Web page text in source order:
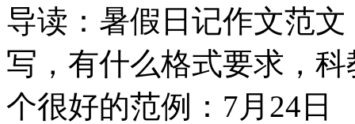
导读：暑假日记作文范
写，有什么格式要求，
个很好的范例：7月24